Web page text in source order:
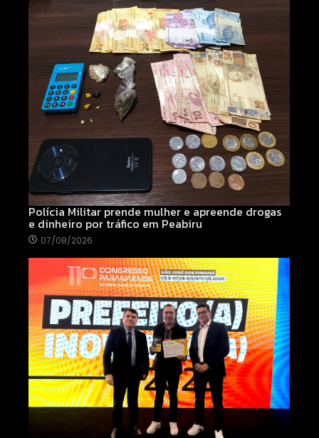
Polícia Militar prende mulher e apreende drogas
e dinheiro por tráfico em Peabiru
07/08/2026